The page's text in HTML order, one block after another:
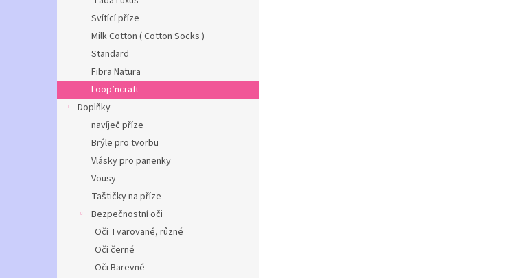
Svítící příze
Milk Cotton ( Cotton Socks )
Standard
Fibra Natura
Loop’ncraft
Doplňky
navíječ příze
Brýle pro tvorbu
Vlásky pro panenky
Vousy
Taštičky na příze
Bezpečnostní oči
Oči Tvarované, různé
Oči černé
Oči Barevné